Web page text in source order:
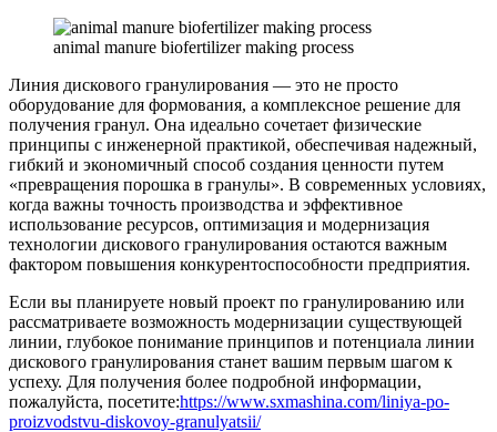
animal manure biofertilizer making process
Линия дискового гранулирования — это не просто
оборудование для формования, а комплексное решение для
получения гранул. Она идеально сочетает физические
принципы с инженерной практикой, обеспечивая надежный,
гибкий и экономичный способ создания ценности путем
«превращения порошка в гранулы». В современных условиях,
когда важны точность производства и эффективное
использование ресурсов, оптимизация и модернизация
технологии дискового гранулирования остаются важным
фактором повышения конкурентоспособности предприятия.
Если вы планируете новый проект по гранулированию или
рассматриваете возможность модернизации существующей
линии, глубокое понимание принципов и потенциала линии
дискового гранулирования станет вашим первым шагом к
успеху. Для получения более подробной информации,
пожалуйста, посетите:https://www.sxmashina.com/liniya-po-
proizvodstvu-diskovoy-granulyatsii/